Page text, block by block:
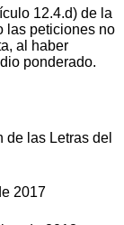
12.4.d) de la
las peticiones no
al haber
ponderado.
las Letras del
2017